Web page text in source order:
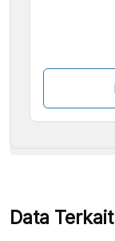
Data Terkait